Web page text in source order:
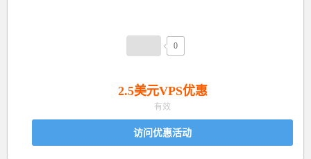
0
2.5美元VPS优惠
有效
访问优惠活动